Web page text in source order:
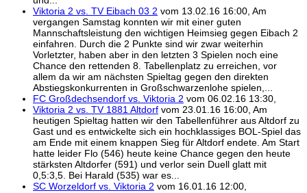
Viktoria 2 vs. TV Eibach 03 2 vom 13.02.16 16:00, Am
vergangen Samstag konnten wir mit einer guten
Mannschaftsleistung den wichtigen Heimsieg gegen Eibach 2
einfahren. Durch die 2 Punkte sind wir zwar weiterhin
Vorletzter, haben aber in den letzten 3 Spielen noch eine
Chance den rettenden 8. Tabellenplatz zu erreichen, vor
allem da wir am nächsten Spieltag gegen den direkten
Abstiegskonkurrenten in Großschwarzenlohe spielen,...
FC Großdechsendorf vs. Viktoria 2 vom 06.02.16 13:30,
Viktoria 2 vs. TV 1881 Altdorf vom 23.01.16 16:00, Am
heutigen Spieltag hatten wir den Tabellenführer aus Altdorf zu
Gast und es entwickelte sich ein hochklassiges BOL-Spiel das
am Ende mit einem knappen Sieg für Altdorf endete. Am Start
hatte leider Flo (546) heute keine Chance gegen den heute
stärksten Altdorfer (591) und verlor sein Duell glatt mit
0,5:3,5. Bei Harald (535) war es...
SC Worzeldorf vs. Viktoria 2 vom 16.01.16 12:00,